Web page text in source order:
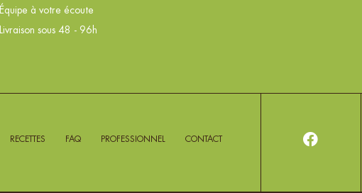
Équipe à votre écoute
Livraison sous 48 - 96h
RECETTES FAQ PROFESSIONNEL CONTACT